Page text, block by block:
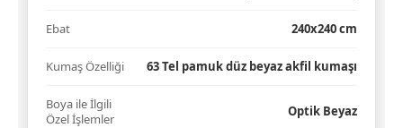
Ebat 240x240 cm
Kumaş Özelliği 63 Tel pamuk düz beyaz akfil kumaşı
Boya ile İlgili
Özel İşlemler
Optik Beyaz